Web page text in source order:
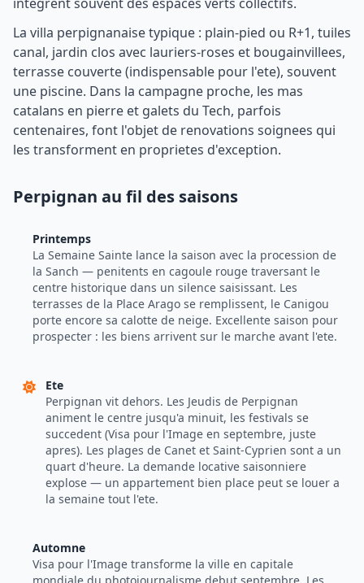
La villa perpignanaise typique : plain-pied ou R+1, tuiles
canal, jardin clos avec lauriers-roses et bougainvillees,
terrasse couverte (indispensable pour l'ete), souvent
une piscine. Dans la campagne proche, les mas
catalans en pierre et galets du Tech, parfois
centenaires, font l'objet de renovations soignees qui
les transforment en proprietes d'exception.
Perpignan au fil des saisons
Printemps
La Semaine Sainte lance la saison avec la procession de
la Sanch — penitents en cagoule rouge traversant le
centre historique dans un silence saisissant. Les
terrasses de la Place Arago se remplissent, le Canigou
porte encore sa calotte de neige. Excellente saison pour
prospecter : les biens arrivent sur le marche avant l'ete.
Ete
Perpignan vit dehors. Les Jeudis de Perpignan
animent le centre jusqu'a minuit, les festivals se
succedent (Visa pour l'Image en septembre, juste
apres). Les plages de Canet et Saint-Cyprien sont a un
quart d'heure. La demande locative saisonniere
explose — un appartement bien place peut se louer a
la semaine tout l'ete.
Automne
Visa pour l'Image transforme la ville en capitale